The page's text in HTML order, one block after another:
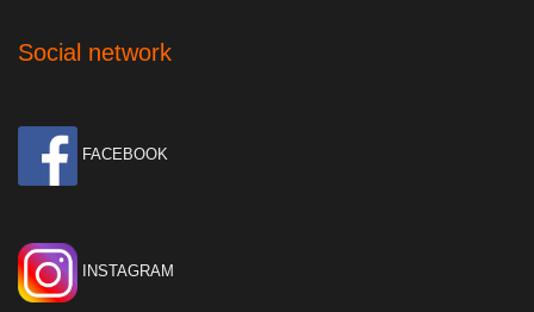
Social network
FACEBOOK
INSTAGRAM